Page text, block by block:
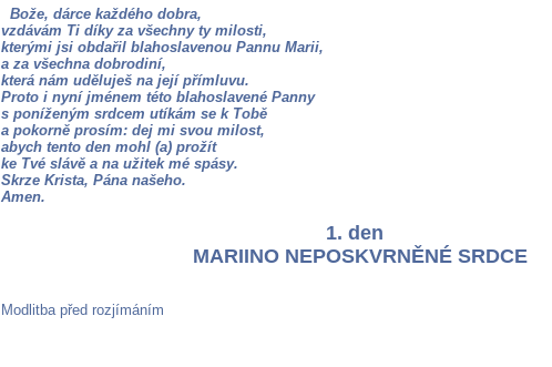
Bože, dárce každého dobra,
vzdávám Ti díky za všechny ty milosti,
kterými jsi obdařil blahoslavenou Pannu Marii,
a za všechna dobrodiní,
která nám uděluješ na její přímluvu.
Proto i nyní jménem této blahoslavené Panny
s poníženým srdcem utíkám se k Tobě
a pokorně prosím: dej mi svou milost,
abych tento den mohl (a) prožít
ke Tvé slávě a na užitek mé spásy.
Skrze Krista, Pána našeho.
Amen.
1. den
MARIINO NEPOSKVRNĚNÉ SRDCE
Modlitba před rozjímáním